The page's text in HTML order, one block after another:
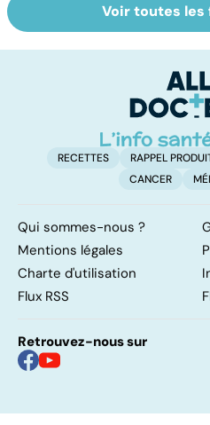
Suicide : prévenir
le passage à
Voir toutes les
RECETTES RAPPEL
CANCER
Qui sommes-nous ?
Mentions légales
Charte d'utilisation
Flux RSS
Retrouvez-nous sur